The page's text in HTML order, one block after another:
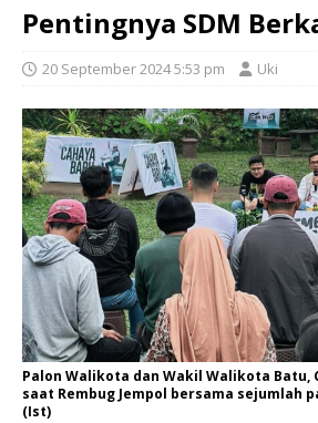
Pentingnya SDM
20 September 2024 5:53 pm Uki
Palon Walikota dan Wakil Walikota Batu,
saat Rembug Jempol bersama sejumlah
(Ist)